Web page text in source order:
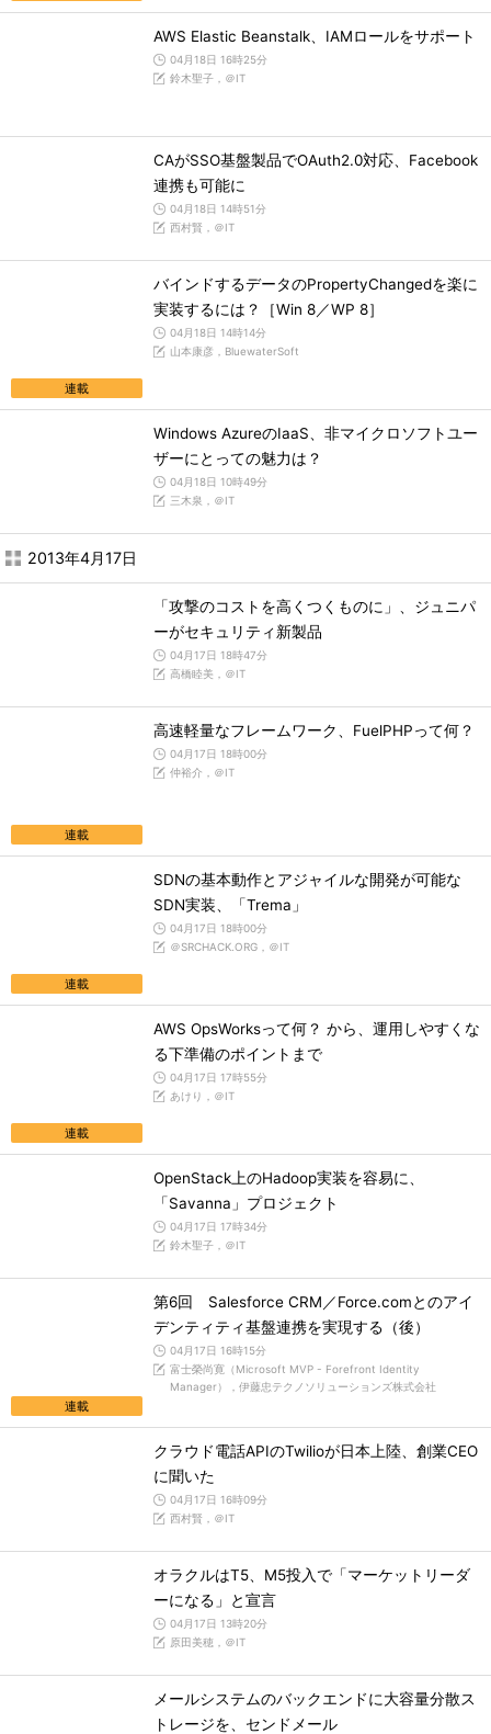
AWS Elastic Beanstalk、IAMロールをサポート
04月18日 16時25分
鈴木聖子，＠IT
CAがSSO基盤製品でOAuth2.0対応、Facebook
連携も可能に
04月18日 14時51分
西村賢，＠IT
連載
バインドするデータのPropertyChangedを楽に
実装するには？［Win 8／WP 8］
04月18日 14時14分
山本康彦，BluewaterSoft
Windows AzureのIaaS、非マイクロソフトユー
ザーにとっての魅力は？
04月18日 10時49分
三木泉，＠IT
2013年4月17日
「攻撃のコストを高くつくものに」、ジュニパ
ーがセキュリティ新製品
04月17日 18時47分
高橋睦美，＠IT
連載
高速軽量なフレームワーク、FuelPHPって何？
04月17日 18時00分
仲裕介，＠IT
連載
SDNの基本動作とアジャイルな開発が可能な
SDN実装、「Trema」
04月17日 18時00分
＠SRCHACK.ORG，＠IT
連載
AWS OpsWorksって何？ から、運用しやすくな
る下準備のポイントまで
04月17日 17時55分
あけり，＠IT
OpenStack上のHadoop実装を容易に、
「Savanna」プロジェクト
04月17日 17時34分
鈴木聖子，＠IT
連載
第6回 Salesforce CRM／Force.comとのアイ
デンティティ基盤連携を実現する（後）
04月17日 16時15分
富士榮尚寛（Microsoft MVP - Forefront Identity
Manager），伊藤忠テクノソリューションズ株式会社
クラウド電話APIのTwilioが日本上陸、創業CEO
に聞いた
04月17日 16時09分
西村賢，＠IT
オラクルはT5、M5投入で「マーケットリーダ
ーになる」と宣言
04月17日 13時20分
原田美穂，＠IT
メールシステムのバックエンドに大容量分散ス
トレージを、センドメール